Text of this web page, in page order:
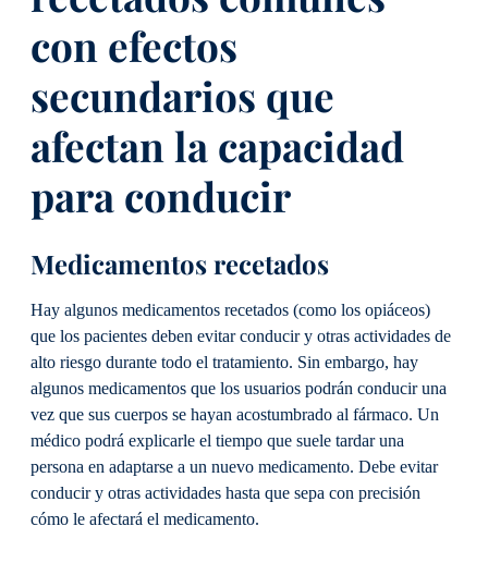
con efectos
secundarios que
afectan la capacidad
para conducir
Medicamentos recetados
Hay algunos medicamentos recetados (como los opiáceos)
que los pacientes deben evitar conducir y otras actividades de
alto riesgo durante todo el tratamiento. Sin embargo, hay
algunos medicamentos que los usuarios podrán conducir una
vez que sus cuerpos se hayan acostumbrado al fármaco. Un
médico podrá explicarle el tiempo que suele tardar una
persona en adaptarse a un nuevo medicamento. Debe evitar
conducir y otras actividades hasta que sepa con precisión
cómo le afectará el medicamento.